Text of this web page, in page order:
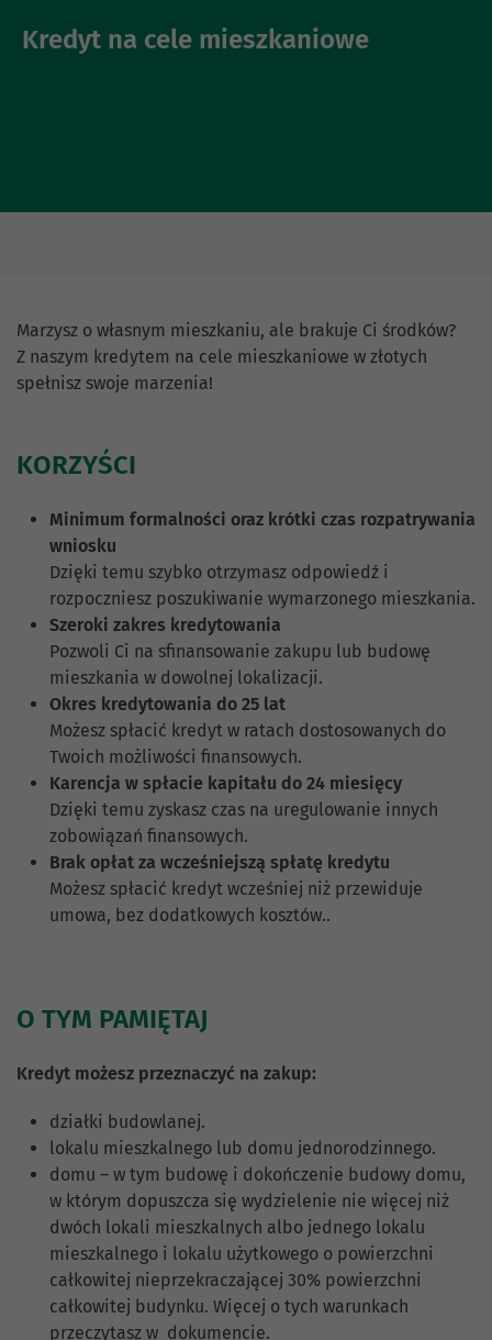
Kredyt na cele mieszkaniowe
Marzysz o własnym mieszkaniu, ale brakuje Ci środków?
Z naszym kredytem na cele mieszkaniowe w złotych
spełnisz swoje marzenia!
KORZYŚCI
Minimum formalności oraz krótki czas rozpatrywania
wniosku
Dzięki temu szybko otrzymasz odpowiedź i
rozpoczniesz poszukiwanie wymarzonego mieszkania.
Szeroki zakres kredytowania
Pozwoli Ci na sfinansowanie zakupu lub budowę
mieszkania w dowolnej lokalizacji.
Okres kredytowania do 25 lat
Możesz spłacić kredyt w ratach dostosowanych do
Twoich możliwości finansowych.
Karencja w spłacie kapitału do 24 miesięcy
Dzięki temu zyskasz czas na uregulowanie innych
zobowiązań finansowych.
Brak opłat za wcześniejszą spłatę kredytu
Możesz spłacić kredyt wcześniej niż przewiduje
umowa, bez dodatkowych kosztów..
O TYM PAMIĘTAJ
Kredyt możesz przeznaczyć na zakup:
działki budowlanej.
lokalu mieszkalnego lub domu jednorodzinnego.
domu – w tym budowę i dokończenie budowy domu,
w którym dopuszcza się wydzielenie nie więcej niż
dwóch lokali mieszkalnych albo jednego lokalu
mieszkalnego i lokalu użytkowego o powierzchni
całkowitej nieprzekraczającej 30% powierzchni
całkowitej budynku. Więcej o tych warunkach
przeczytasz w dokumencie.